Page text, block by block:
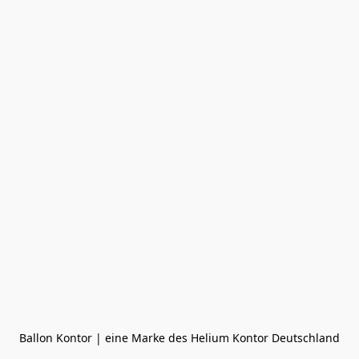
Ballon Kontor | eine Marke des Helium Kontor Deutschland